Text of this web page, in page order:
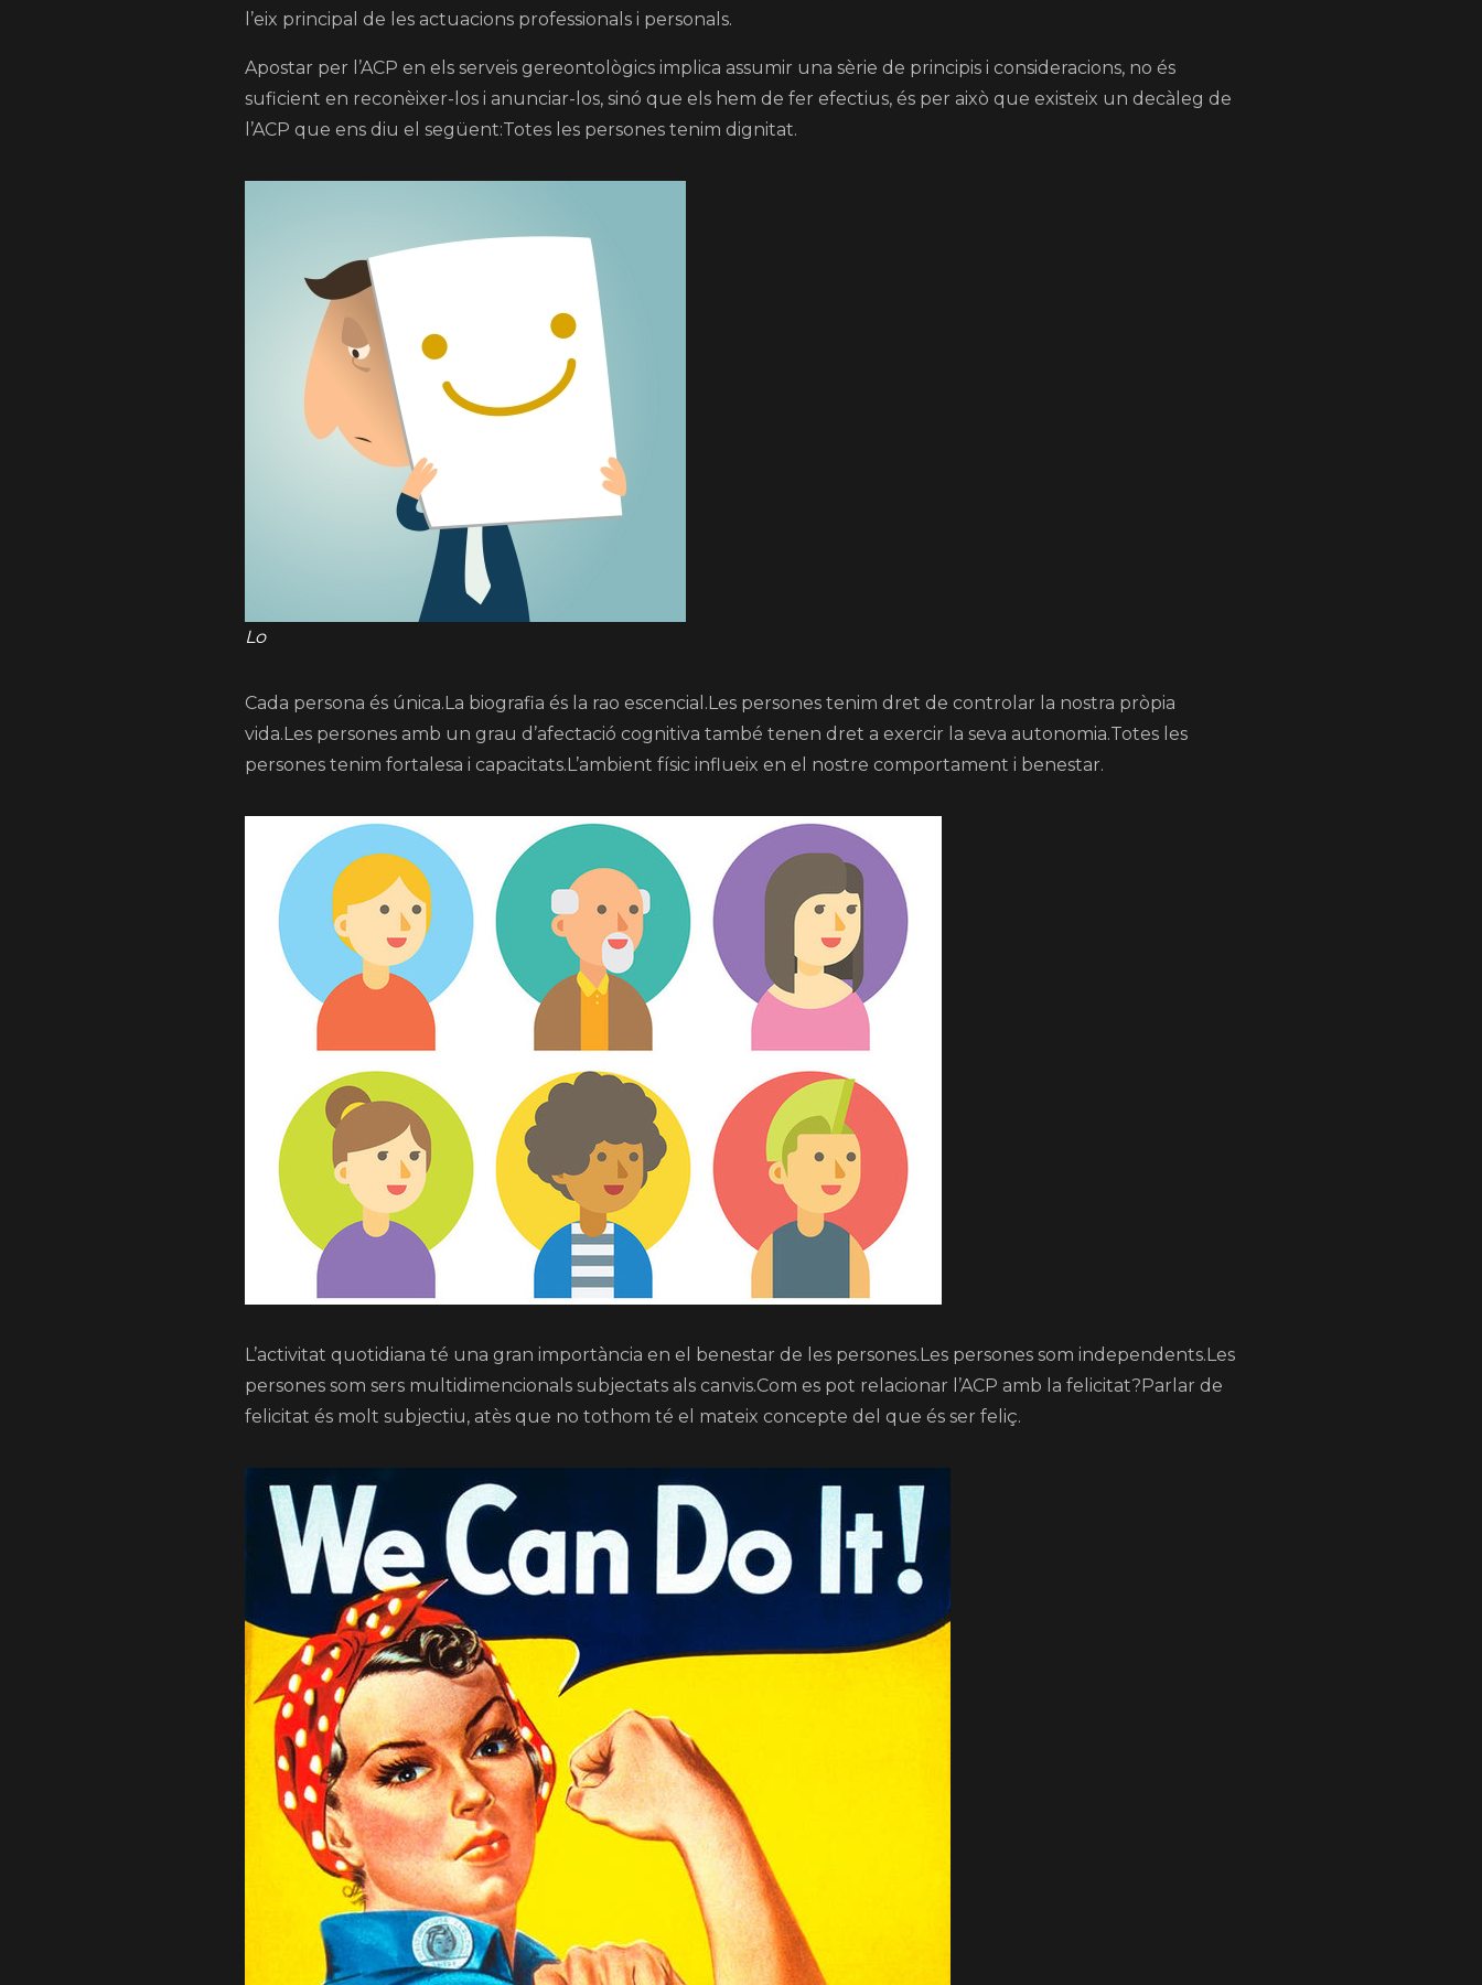
l’eix principal de les actuacions professionals i personals.
Apostar per l’ACP en els serveis gereontològics implica assumir una sèrie de principis i consideracions, no és
suficient en reconèixer-los i anunciar-los, sinó que els hem de fer efectius, és per això que existeix un decàleg de
l’ACP que ens diu el següent:Totes les persones tenim dignitat.
Lo
Cada persona és única.La biografia és la rao escencial.Les persones tenim dret de controlar la nostra pròpia
vida.Les persones amb un grau d’afectació cognitiva també tenen dret a exercir la seva autonomia.Totes les
persones tenim fortalesa i capacitats.L’ambient físic influeix en el nostre comportament i benestar.
L’activitat quotidiana té una gran importància en el benestar de les persones.Les persones som independents.Les
persones som sers multidimencionals subjectats als canvis.Com es pot relacionar l’ACP amb la felicitat?Parlar de
felicitat és molt subjectiu, atès que no tothom té el mateix concepte del que és ser feliç.